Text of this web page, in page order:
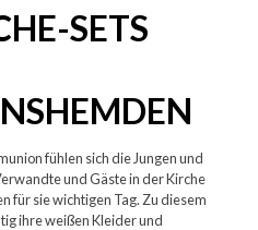
SETS
fühlen sich die Jungen und
und Gäste in der Kirche
für sie wichtigen Tag. Zu diesem
ihre weißen Kleider und